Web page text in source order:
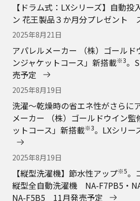
【ドラム式：LXシリーズ】自動
ン 花王製品３か月分プレゼント
2025年8月21日
アパレルメーカー （株）ゴールド
ンジャケットコース」新搭載※3。
売予定
2025年8月19日
洗濯～乾燥時の省エネ性がさらに
メーカー （株）ゴールドウイン監
ットコース」新搭載※3。LXシリ
2025年8月19日
【縦型洗濯機】節水性アップ※5。
縦型全自動洗濯機 NA-F7PB5・
NA-F5B5 11月発売予定